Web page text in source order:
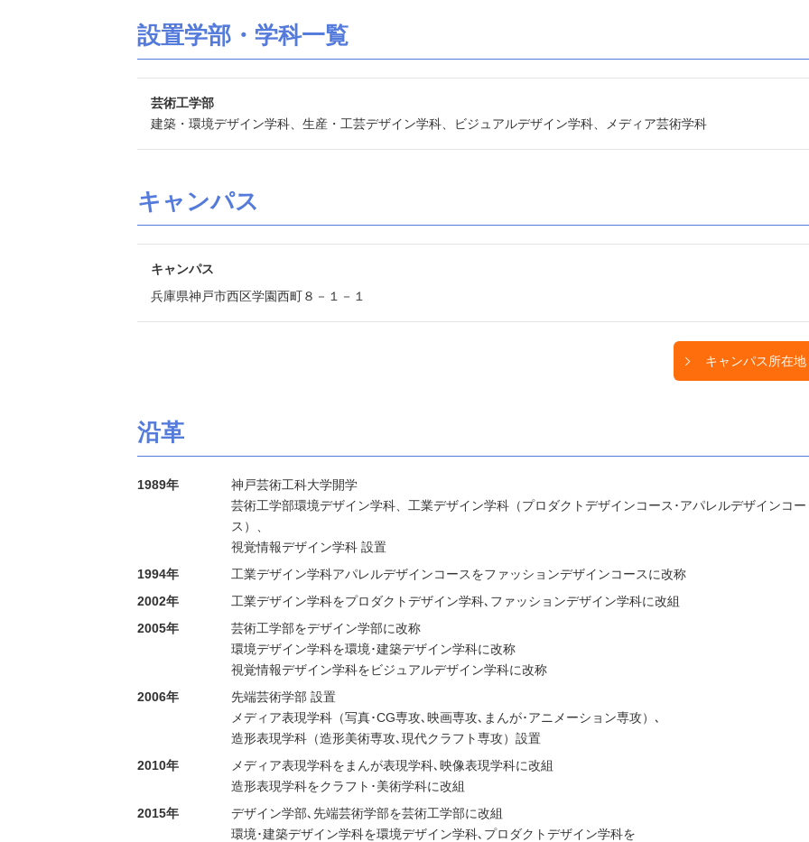
設置学部・学科一覧
芸術工学部
建築・環境デザイン学科、生産・工芸デザイン学科、ビジュアルデザイン学科、メディア芸術学科
キャンパス
キャンパス
兵庫県神戸市西区学園西町８－１－１
キャンパス所在地
沿革
1989年
神戸芸術工科大学開学
芸術工学部環境デザイン学科、工業デザイン学科（プロダクトデザインコース･アパレルデザインコー
ス）、
視覚情報デザイン学科 設置
1994年
工業デザイン学科アパレルデザインコースをファッションデザインコースに改称
2002年
工業デザイン学科をプロダクトデザイン学科､ファッションデザイン学科に改組
2005年
芸術工学部をデザイン学部に改称
環境デザイン学科を環境･建築デザイン学科に改称
視覚情報デザイン学科をビジュアルデザイン学科に改称
2006年
先端芸術学部 設置
メディア表現学科（写真･CG専攻､映画専攻､まんが･アニメーション専攻）､
造形表現学科（造形美術専攻､現代クラフト専攻）設置
2010年
メディア表現学科をまんが表現学科､映像表現学科に改組
造形表現学科をクラフト･美術学科に改組
2015年
デザイン学部､先端芸術学部を芸術工学部に改組
環境･建築デザイン学科を環境デザイン学科､プロダクトデザイン学科を